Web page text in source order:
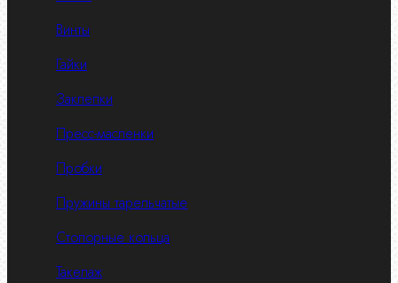
Винты
Гайки
Заклепки
Пресс-масленки
Пробки
Пружины тарельчатые
Стопорные кольца
Такелаж